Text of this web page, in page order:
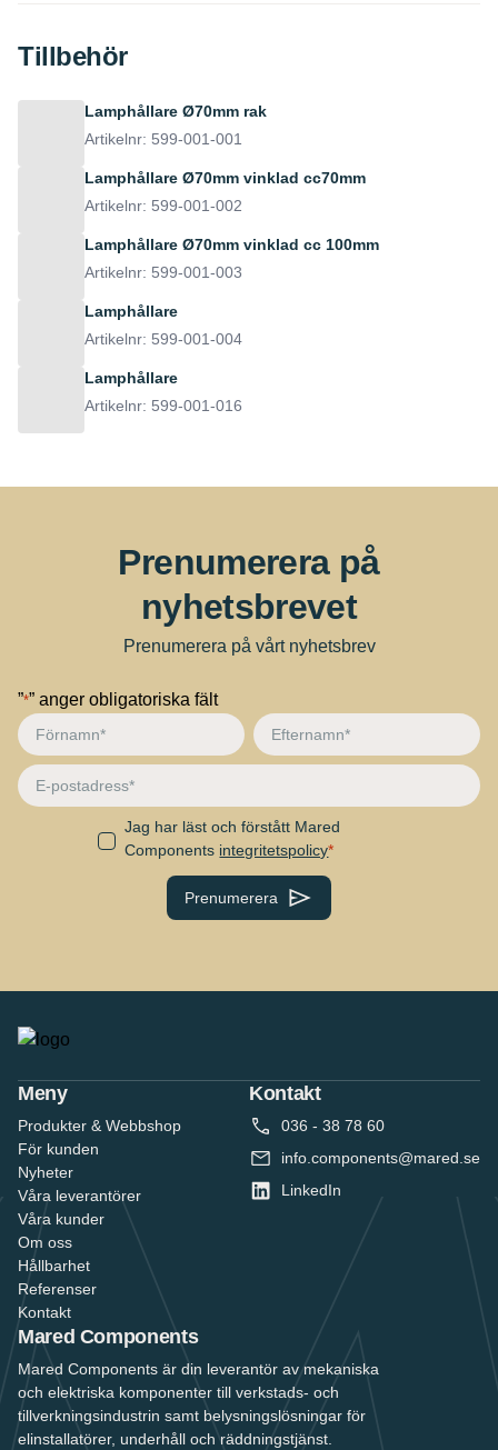
Tillbehör
Lamphållare Ø70mm rak
Artikelnr: 599-001-001
Lamphållare Ø70mm vinklad cc70mm
Artikelnr: 599-001-002
Lamphållare Ø70mm vinklad cc 100mm
Artikelnr: 599-001-003
Lamphållare
Artikelnr: 599-001-004
Lamphållare
Artikelnr: 599-001-016
Prenumerera på
nyhetsbrevet
Prenumerera på vårt nyhetsbrev
”*” anger obligatoriska fält
Förnamn
*
Efternamn
*
E-
post
Jag har läst och förstått Mared
Components integritetspolicy
Meny
Produkter & Webbshop
För kunden
Nyheter
Våra leverantörer
Våra kunder
Om oss
Hållbarhet
Referenser
Kontakt
Kontakt
036 - 38 78 60
info.components@mared.se
LinkedIn
Mared Components
Mared Components är din leverantör av mekaniska
och elektriska komponenter till verkstads- och
tillverkningsindustrin samt belysningslösningar för
elinstallatörer, underhåll och räddningstjänst.